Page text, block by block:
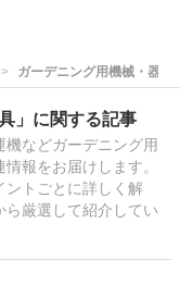
ガーデニング用機械・器具
」に関する記事
などガーデニング用
報をお届けします。
ントごとに詳しく解
厳選して紹介してい